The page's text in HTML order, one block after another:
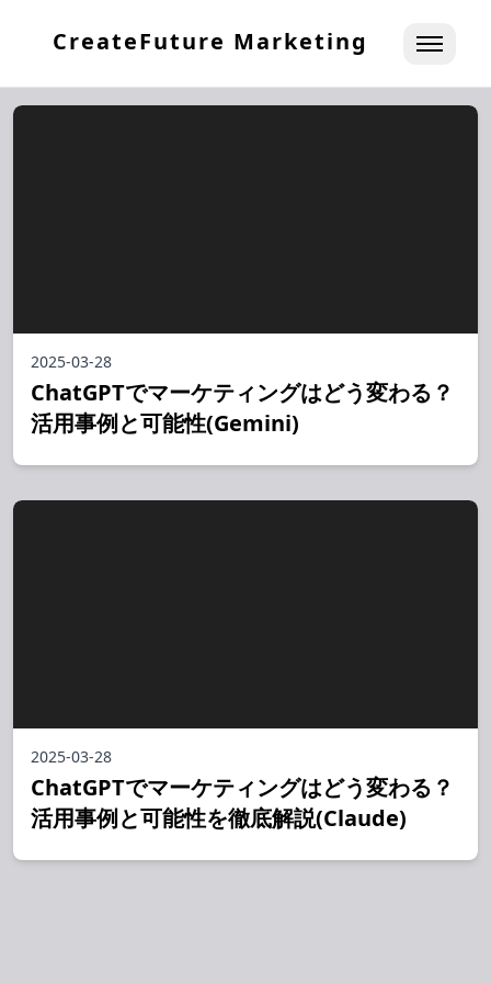
CreateFuture Marketing
2025-03-28
ChatGPTでマーケティングはどう変わる？
活用事例と可能性(Gemini)
2025-03-28
ChatGPTでマーケティングはどう変わる？
活用事例と可能性を徹底解説(Claude)